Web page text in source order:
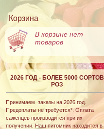
Корзина
В корзине нет
товаров
2026 ГОД - БОЛЕЕ 5000 СОРТОВ
РОЗ
Принимаем заказы на 2026 год.
Предоплаты не требуется*. Оплата
саженцев производится при их
получении. Наш питомник находится в